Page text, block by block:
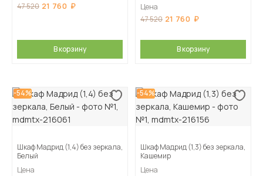
47 520 21 760
В корзину
Цена
47 520 21 760
В корзину
-54%
Шкаф Мадрид (1,4) без зеркала,
Белый
Цена
-54%
Шкаф Мадрид (1,3) без зеркала,
Кашемир
Цена